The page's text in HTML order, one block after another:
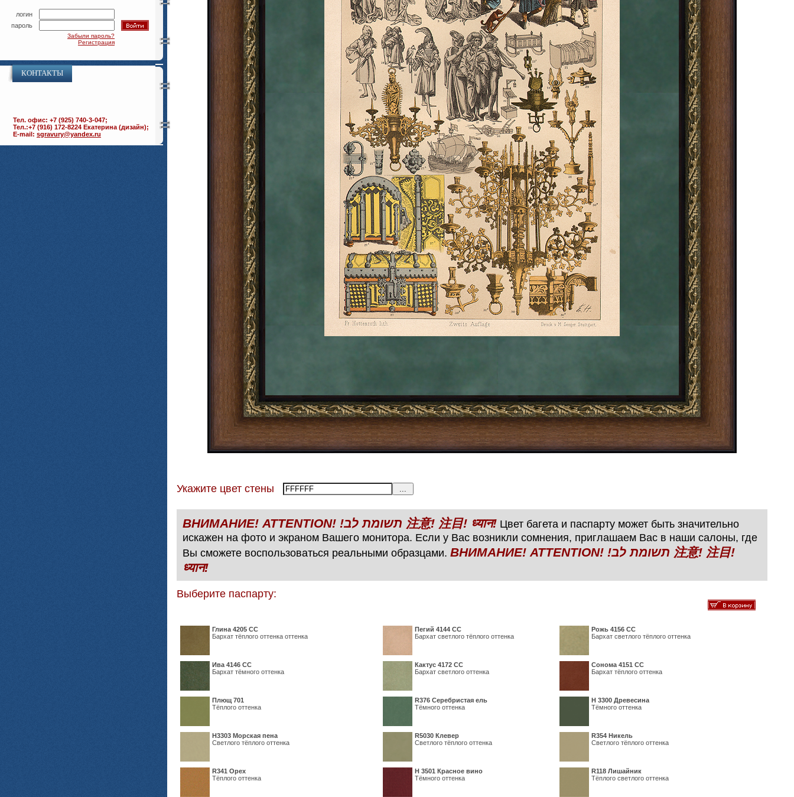
логин
пароль
Забыли пароль?
Регистрация
КОНТАКТЫ
Тел. офис: +7 (925) 740-3-047;
Тел.:+7 (916) 172-8224 Екатерина (дизайн);
E-mail: sgravury@yandex.ru
Укажите цвет стены
ВНИМАНИЕ! ATTENTION! !תשומת לב 注意! 注目! ध्यान! Цвет багета и паспарту может быть значительно
искажен на фото и экраном Вашего монитора. Если у Вас возникли сомнения, приглашаем Вас в наши салоны, где
Вы сможете воспользоваться реальными образцами. ВНИМАНИЕ! ATTENTION! !תשומת לב 注意! 注目!
ध्यान!
Выберите паспарту:
Глина 4205 СС
Бархат тёплого оттенка оттенка
Пегий 4144 СС
Бархат светлого тёплого оттенка
Рожь 4156 СС
Бархат светлого тёплого оттенка
Ива 4146 СС
Бархат тёмного оттенка
Кактус 4172 СС
Бархат светлого оттенка
Сонома 4151 СС
Бархат тёплого оттенка
Плющ 701
Тёплого оттенка
R376 Серебристая ель
Тёмного оттенка
H 3300 Древесина
Тёмного оттенка
H3303 Морская пена
Светлого тёплого оттенка
R5030 Клевер
Светлого тёплого оттенка
R354 Никель
Светлого тёплого оттенка
R341 Орех
Тёплого оттенка
Н 3501 Красное вино
Тёмного оттенка
R118 Лишайник
Тёплого светлого оттенка